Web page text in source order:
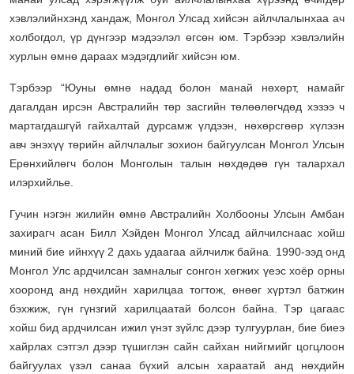
хэвлэлийнхэнд хандаж, Монгол Улсад хийсэн айлчлалынхаа ач
холбогдол, үр дүнгээр мэдээлэл өгсөн юм. Тэрбээр хэвлэлийн
хурлын өмнө дараах мэдэгдлийг хийсэн юм.
Тэрбээр “Юуны өмнө надад болон манай нөхөрт, намайг
дагалдан ирсэн Австралийн төр засгийн төлөөлөгчдөд хэзээ ч
мартагдашгүй гайхалтай дурсамж үлдээн, нөхөрсгөөр хүлээн
авч энэхүү төрийн айлчлалыг зохион байгуулсан Монгол Улсын
Ерөнхийлөгч болон Монголын талын нөхдөдөө гүн талархал
илэрхийлье.
Гучин нэгэн жилийн өмнө Австралийн Холбооны Улсын Амбан
захирагч асан Билл Хэйден Монгол Улсад айлчилснаас хойш
миний бие ийнхүү 2 дахь удаагаа айлчилж байна. 1990-ээд онд
Монгол Улс ардчилсан замналыг сонгон хөгжих үеэс хоёр орны
хооронд анд нөхдийн харилцаа тогтож, өнөөг хүртэл батжин
бэхжиж, гүн гүнзгий харилцаатай болсон байна. Тэр цагаас
хойш бид ардчилсан ижил үнэт зүйлс дээр тулгуурлан, бие биеэ
хайрлах сэтгэл дээр түшиглэн сайн сайхан нийгмийг цогцлоон
байгуулах үзэл санаа бүхий алсын хараатай анд нөхдийн